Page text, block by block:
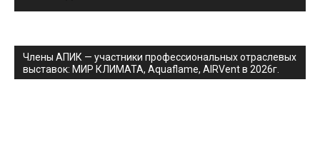
Члены АПИК — участники профессиональных отраслевых
выставок: МИР КЛИМАТА, Aquaflame, AIRVent в 2026г.